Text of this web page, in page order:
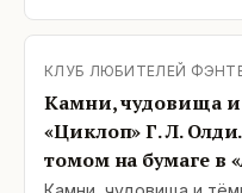
лучшую смерть.
Свет, 1666-й год,
Коннектикуте, где
община.
КЛУБ ЛЮБИТЕЛЕЙ
Камни, чудовища
«Циклоп» Г. Л.
томом на бумаге в